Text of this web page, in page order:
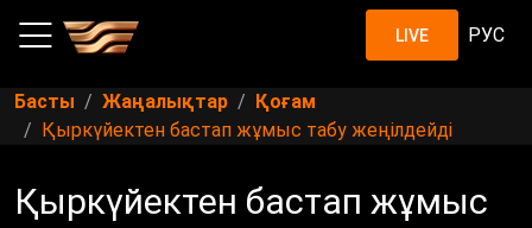
LIVE РУС
Басты Жаңалықтар
Қоғам
Қыркүйектен бастап жұмыс табу жеңілдейді
Қыркүйектен бастап жұмыс